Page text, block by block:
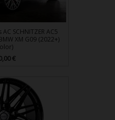
SCHNITZER AC5
XM G09 (2022+)
€